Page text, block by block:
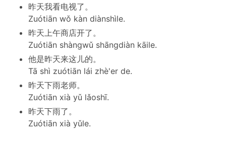
昨天我看电视了。
Zuótiān wǒ kàn diànshìle.
昨天上午商店开了。
Zuótiān shàngwǔ shāngdiàn kāile.
他是昨天来这儿的。
Tā shì zuótiān lái zhè'er de.
昨天下雨老师。
Zuótiān xià yǔ lǎoshī.
昨天下雨了。
Zuótiān xià yǔle.